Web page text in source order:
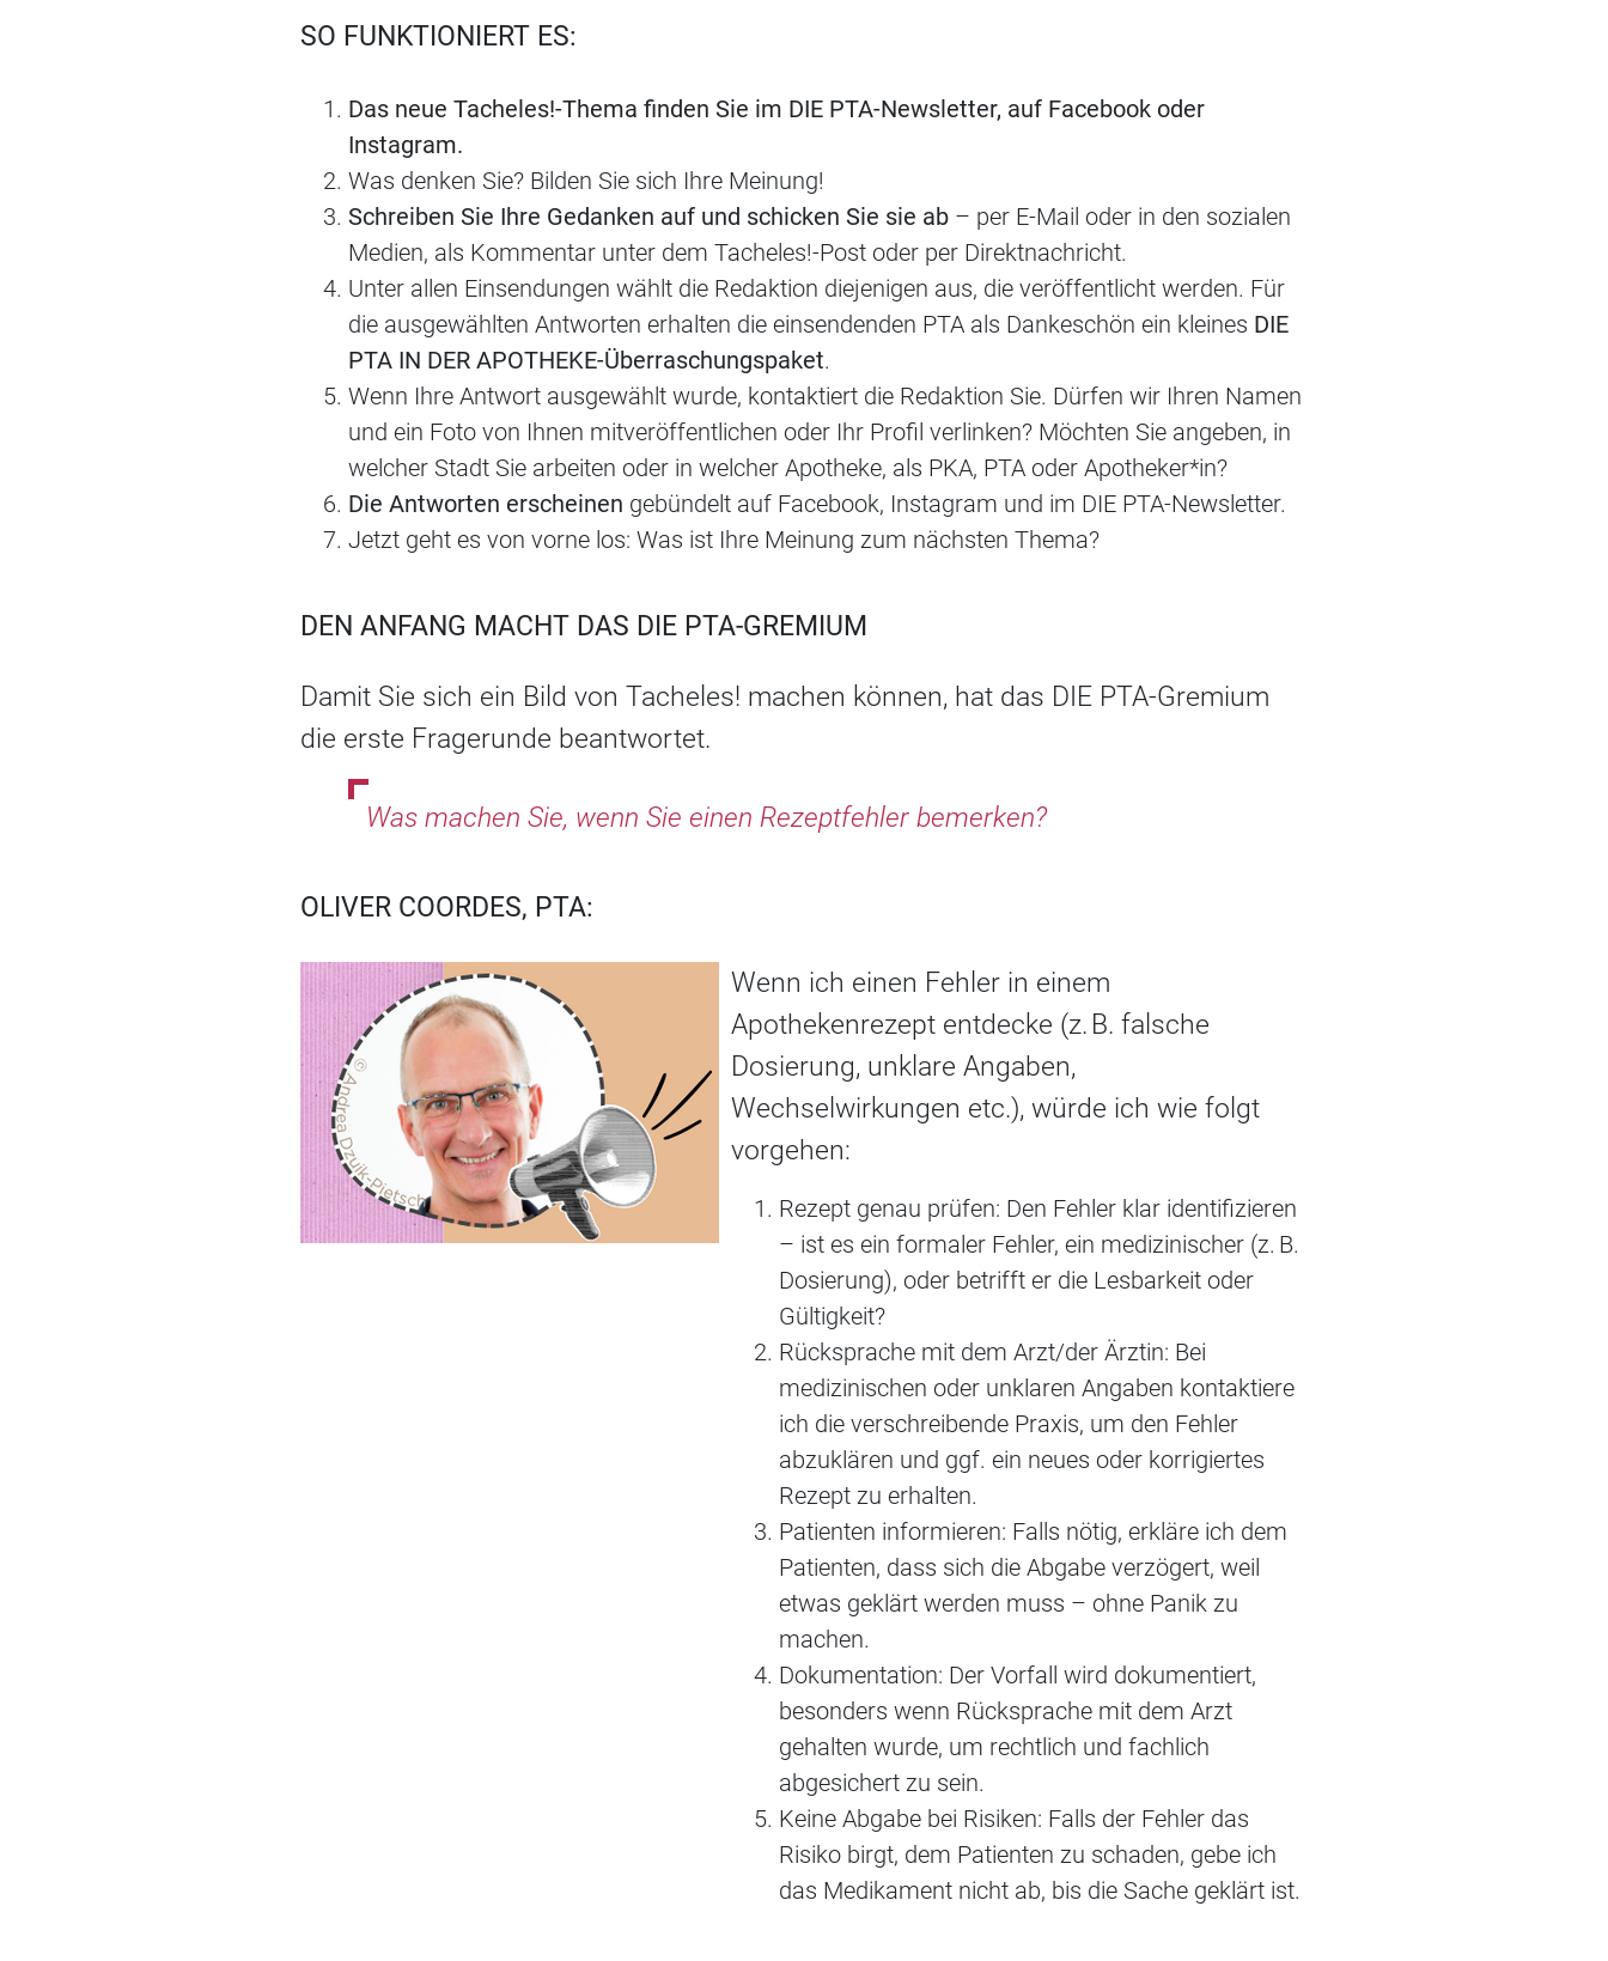
SO FUNKTIONIERT ES:
Das neue Tacheles!-Thema finden Sie im DIE PTA-Newsletter, auf Facebook oder
Instagram.
Was denken Sie? Bilden Sie sich Ihre Meinung!
Schreiben Sie Ihre Gedanken auf und schicken Sie sie ab – per E-Mail oder in den sozialen
Medien, als Kommentar unter dem Tacheles!-Post oder per Direktnachricht.
Unter allen Einsendungen wählt die Redaktion diejenigen aus, die veröffentlicht werden. Für
die ausgewählten Antworten erhalten die einsendenden PTA als Dankeschön ein kleines DIE
PTA IN DER APOTHEKE-Überraschungspaket.
Wenn Ihre Antwort ausgewählt wurde, kontaktiert die Redaktion Sie. Dürfen wir Ihren Namen
und ein Foto von Ihnen mitveröffentlichen oder Ihr Profil verlinken? Möchten Sie angeben, in
welcher Stadt Sie arbeiten oder in welcher Apotheke, als PKA, PTA oder Apotheker*in?
Die Antworten erscheinen gebündelt auf Facebook, Instagram und im DIE PTA-Newsletter.
Jetzt geht es von vorne los: Was ist Ihre Meinung zum nächsten Thema?
DEN ANFANG MACHT DAS DIE PTA-GREMIUM
Damit Sie sich ein Bild von Tacheles! machen können, hat das DIE PTA-Gremium
die erste Fragerunde beantwortet.
Was machen Sie, wenn Sie einen Rezeptfehler bemerken?
OLIVER COORDES, PTA:
Wenn ich einen Fehler in einem
Apothekenrezept entdecke (z. B. falsche
Dosierung, unklare Angaben,
Wechselwirkungen etc.), würde ich wie folgt
vorgehen:
Rezept genau prüfen: Den Fehler klar identifizieren
– ist es ein formaler Fehler, ein medizinischer (z. B.
Dosierung), oder betrifft er die Lesbarkeit oder
Gültigkeit?
Rücksprache mit dem Arzt/der Ärztin: Bei
medizinischen oder unklaren Angaben kontaktiere
ich die verschreibende Praxis, um den Fehler
abzuklären und ggf. ein neues oder korrigiertes
Rezept zu erhalten.
Patienten informieren: Falls nötig, erkläre ich dem
Patienten, dass sich die Abgabe verzögert, weil
etwas geklärt werden muss – ohne Panik zu
machen.
Dokumentation: Der Vorfall wird dokumentiert,
besonders wenn Rücksprache mit dem Arzt
gehalten wurde, um rechtlich und fachlich
abgesichert zu sein.
Keine Abgabe bei Risiken: Falls der Fehler das
Risiko birgt, dem Patienten zu schaden, gebe ich
das Medikament nicht ab, bis die Sache geklärt ist.